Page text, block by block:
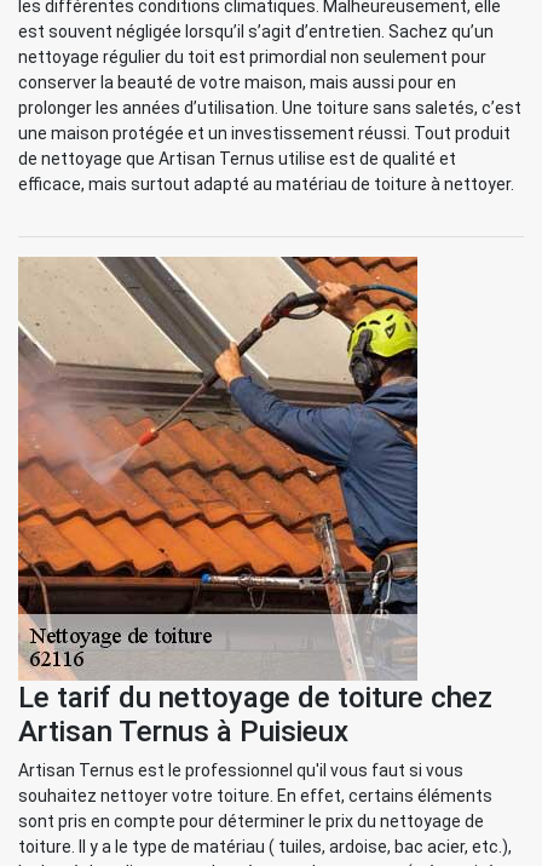
les différentes conditions climatiques. Malheureusement, elle
est souvent négligée lorsqu’il s’agit d’entretien. Sachez qu’un
nettoyage régulier du toit est primordial non seulement pour
conserver la beauté de votre maison, mais aussi pour en
prolonger les années d’utilisation. Une toiture sans saletés, c’est
une maison protégée et un investissement réussi. Tout produit
de nettoyage que Artisan Ternus utilise est de qualité et
efficace, mais surtout adapté au matériau de toiture à nettoyer.
Le tarif du nettoyage de toiture chez
Artisan Ternus à Puisieux
Artisan Ternus est le professionnel qu'il vous faut si vous
souhaitez nettoyer votre toiture. En effet, certains éléments
sont pris en compte pour déterminer le prix du nettoyage de
toiture. Il y a le type de matériau ( tuiles, ardoise, bac acier, etc.),